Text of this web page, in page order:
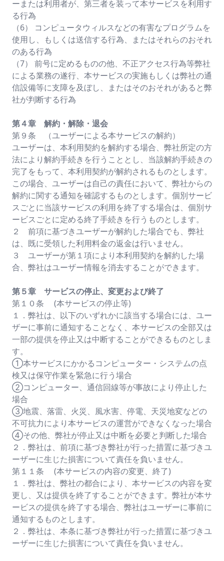
ーまたは利用者が、第三者を装って本サービスを利用す
る行為
（6） コンピュータウィルスなどの有害なプログラムを
使用し、もしくは送信する行為、またはそれらのおそれ
のある行為
（7） 前号に定めるものの他、不正アクセス行為等弊社
による業務の遂行、本サービスの実施もしくは弊社の通
信設備等に支障を及ぼし、またはそのおそれがあると弊
社が判断する行為
第４章 解約・解除・退会
第９条 （ユーザーによる本サービスの解約）
ユーザーは、本利用契約を解約する場合、弊社所定の方
法により解約手続きを行うこととし、当該解約手続きの
完了をもって、本利用契約が解約されるものとします。
この場合、ユーザーは自己の責任において、弊社からの
解約に関する通知を確認するものとします。個別サービ
スごとに当該サービスの利用を終了する場合は、個別サ
ービスごとに定める終了手続きを行うものとします。
２ 前項に基づきユーザーが解約した場合でも、弊社
は、既に受領した利用料金の返金は行いません。
３ ユーザーが第１項により本利用契約を解約した場
合、弊社はユーザー情報を消去することができます。
第５章 サービスの停止、変更および終了
第１０条 (本サービスの停止等)
１．弊社は、以下のいずれかに該当する場合には、ユー
ザーに事前に通知することなく、本サービスの全部又は
一部の提供を停止又は中断することができるものとしま
す。
①本サービスにかかるコンピューター・システムの点
検又は保守作業を緊急に行う場合
②コンピューター、通信回線等が事故により停止した
場合
③地震、落雷、火災、風水害、停電、天災地変などの
不可抗力により本サービスの運営ができなくなった場合
④その他、弊社が停止又は中断を必要と判断した場合
２．弊社は、前項に基づき弊社が行った措置に基づきユ
ーザーに生じた損害について責任を負いません。
第１１条 (本サービスの内容の変更、終了)
１．弊社は、弊社の都合により、本サービスの内容を変
更し、又は提供を終了することができます。弊社が本サ
ービスの提供を終了する場合、弊社はユーザーに事前に
通知するものとします。
２．弊社は、本条に基づき弊社が行った措置に基づきユ
ーザーに生じた損害について責任を負いません。